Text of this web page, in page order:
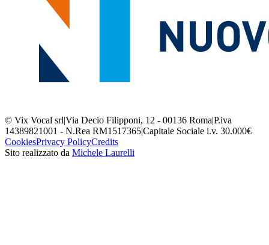
© Vix Vocal srlVia Decio Filipponi, 12 - 00136 RomaP.iva
14389821001 - N.Rea RM1517365Capitale Sociale i.v. 30.000€
CookiesPrivacy PolicyCredits
Sito realizzato da Michele Laurelli